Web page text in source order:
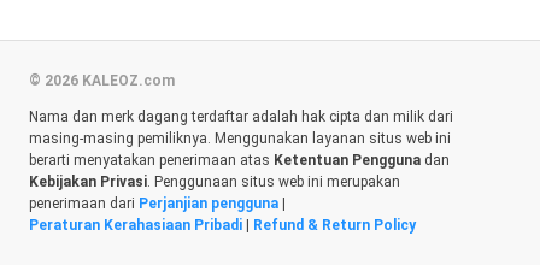
© 2026 KALEOZ.com
Nama dan merk dagang terdaftar adalah hak cipta dan milik dari
masing-masing pemiliknya. Menggunakan layanan situs web ini
berarti menyatakan penerimaan atas Ketentuan Pengguna dan
Kebijakan Privasi. Penggunaan situs web ini merupakan
penerimaan dari Perjanjian pengguna
Peraturan Kerahasiaan Pribadi
Refund & Return Policy